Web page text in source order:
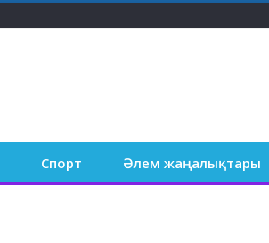
Спорт Әлем жаңалықтары